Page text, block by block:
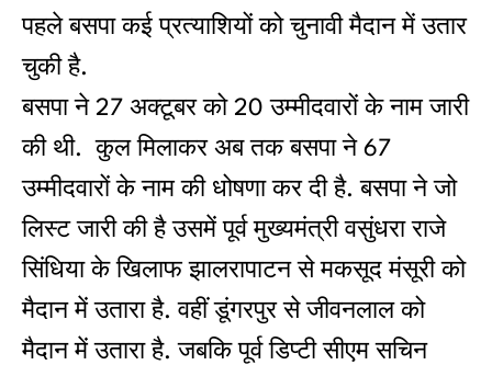
पहले बसपा कई प्रत्याशियों को चुनावी मैदान में उतार
चुकी है.
बसपा ने 27 अक्टूबर को 20 उम्मीदवारों के नाम जारी
की थी. कुल मिलाकर अब तक बसपा ने 67
उम्मीदवारों के नाम की धोषणा कर दी है. बसपा ने जो
लिस्ट जारी की है उसमें पूर्व मुख्यमंत्री वसुंधरा राजे
सिंधिया के खिलाफ झालरापाटन से मकसूद मंसूरी को
मैदान में उतारा है. वहीं डूंगरपुर से जीवनलाल को
मैदान में उतारा है. जबकि पूर्व डिप्टी सीएम सचिन